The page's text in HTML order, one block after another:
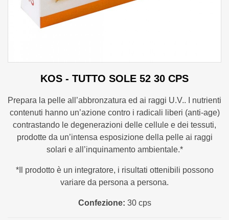
KOS - TUTTO SOLE 52 30 CPS
Prepara la pelle all’abbronzatura ed ai raggi U.V.. I nutrienti
contenuti hanno un’azione contro i radicali liberi (anti-age)
contrastando le degenerazioni delle cellule e dei tessuti,
prodotte da un’intensa esposizione della pelle ai raggi
solari e all’inquinamento ambientale.*
*Il prodotto è un integratore, i risultati ottenibili possono
variare da persona a persona.
Confezione: 30 cps